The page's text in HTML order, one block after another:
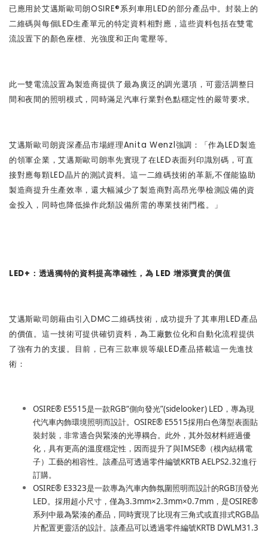
已應用於艾邁斯歐司朗OSIRE®系列車用LED的部分產品中。封裝上的
二維碼與每個LED生產單元的特定資料相對應，這些資料包括在雙電
流設置下的顏色座標、光強度和正向電壓等。
此一雙電流設置為製造商提供了最為廣泛的調光選項，可靈活調整日
間和夜間的照明模式，同時滿足汽車行業對色點穩定性的嚴苛要求。
艾邁斯歐司朗資深產品市場經理Anita Wenzl強調：「作為LED製造
的領軍企業，艾邁斯歐司朗率先實現了在LED表面列印識別碼，可直
接對應每顆LED晶片的測試資料。這一二維碼技術的革新,不僅能協助
製造商提升生產效率，還大幅減少了製造商對高昂光學檢測設備的資
金投入，同時也降低操作此類設備所需的專業技術門檻。」
LED+ ：透過獨特的資料提高準確性，為 LED 增添寶貴的價值
艾邁斯歐司朗藉由引入DMC二維碼技術，成功提升了其車用LED產品
的價值。這一技術可提供確切資料，為工廠數位化和自動化流程提供
了強有力的支援。目前，已有三款車規等級LED產品搭載這一先進技
術：
OSIRE® E5515是一款RGB“側向發光”(sidelooker) LED，專為現
代汽車內飾環境照明而設計。OSIRE® E5515採用白色薄型表面貼
裝封裝，非常適合與緊湊的光導耦合。此外，其外殼材料經過優
化，具有更高的溫度穩定性，因而提升了與IMSE®（模內結構電
子）工藝的相容性。該產品可透過零件編號KRTB AELPS2.32進行
訂購。
OSIRE® E3323是一款專為汽車內飾氛圍照明而設計的RGB頂發光
LED。採用超小尺寸，僅為3.3mm×2.3mm×0.7mm，是OSIRE®
系列中最為緊湊的產品，同時實現了比現有三角式或直排式RGB晶
片配置更靈活的設計。該產品可以透過零件編號KRTB DWLM31.3